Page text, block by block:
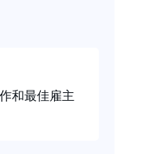
和最佳雇主